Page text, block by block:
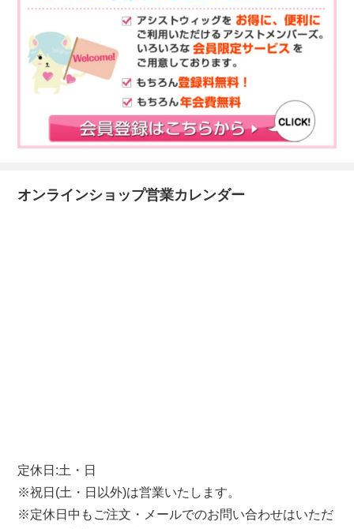
オンラインショップ営業カレンダー
定休日:土・日
※祝日(土・日以外)は営業いたします。
※定休日中もご注文・メールでのお問い合わせはいただ